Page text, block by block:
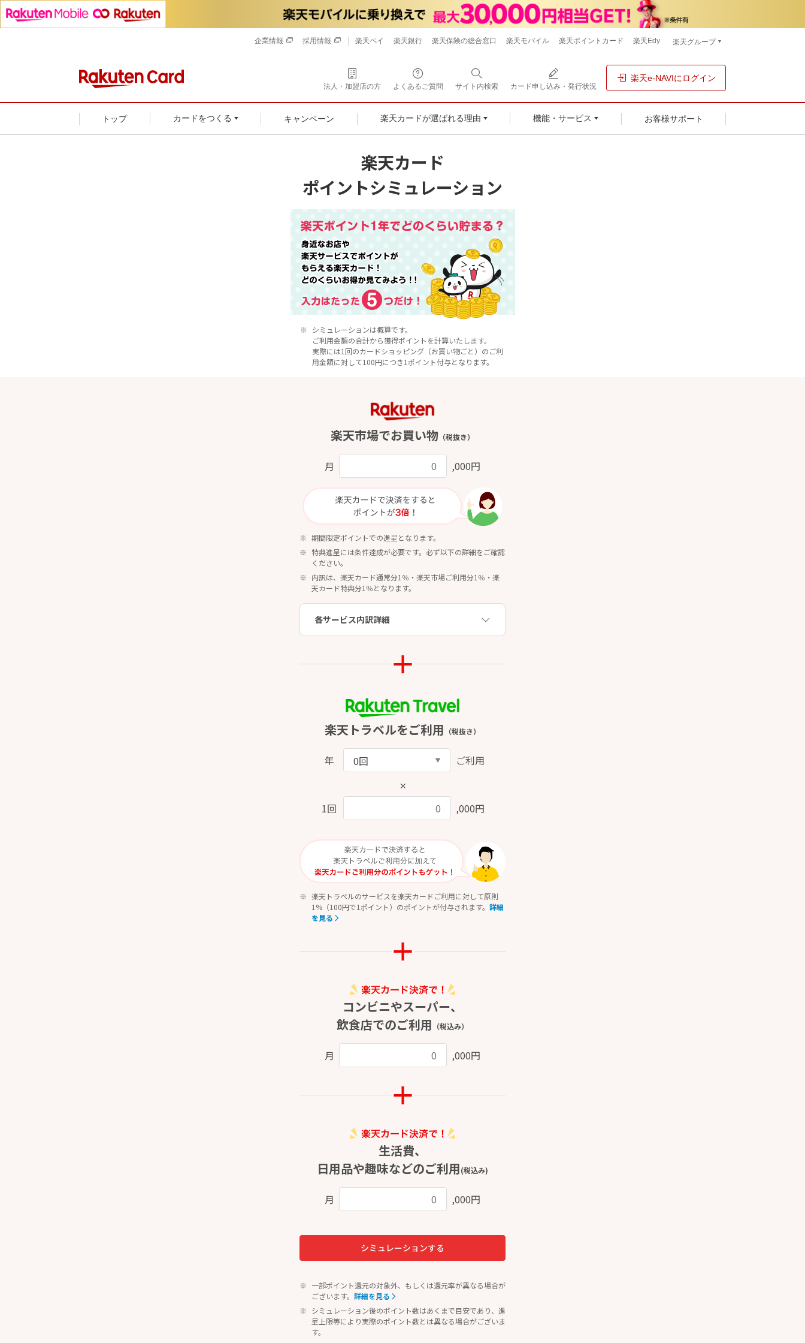
企業情報 採用情報 楽天ペイ 楽天銀行 楽天保険の総合窓口 楽天モバイル 楽天ポイントカード 楽天Edy 楽天グループ
法人・加盟店の方 よくあるご質問 サイト内検索 カード申し込み・発行状況
楽天e-NAVIにログイン
トップ カードをつくる キャンペーン 楽天カードが選ばれる理由 機能・サービス お客様サポート
楽天カード
ポイントシミュレーション
シミュレーションは概算です。
ご利用金額の合計から獲得ポイントを計算いたします。
実際には1回のカードショッピング（お買い物ごと）のご利
用金額に対して100円につき1ポイント付与となります。
楽天市場でお買い物 （税抜き）
月 ,000円
期間限定ポイントでの進呈となります。
特典進呈には条件達成が必要です。必ず以下の詳細をご確認
ください。
内訳は、楽天カード通常分1％・楽天市場ご利用分1％・楽
天カード特典分1％となります。
各サービス内訳詳細
楽天トラベルをご利用 （税抜き）
年 ご利用
1回 ,000円
楽天トラベルのサービスを楽天カードご利用に対して原則
1%（100円で1ポイント）のポイントが付与されます。 詳細
を見る
コンビニやスーパー、
飲食店でのご利用 （税込み）
月 ,000円
生活費、
日用品や趣味などのご利用(税込み)
月 ,000円
シミュレーションする
一部ポイント還元の対象外、もしくは還元率が異なる場合が
ございます。 詳細を見る
シミュレーション後のポイント数はあくまで目安であり、進
呈上限等により実際のポイント数とは異なる場合がございま
す。